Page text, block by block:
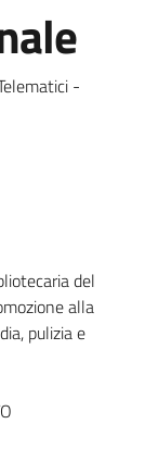
-
del
alla
pulizia e